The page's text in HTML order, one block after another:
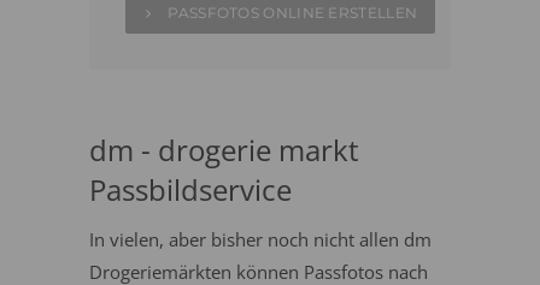
PASSFOTOS ONLINE ERSTELLEN
dm - drogerie markt
Passbildservice
In vielen, aber bisher noch nicht allen dm
Drogeriemärkten können Passfotos nach